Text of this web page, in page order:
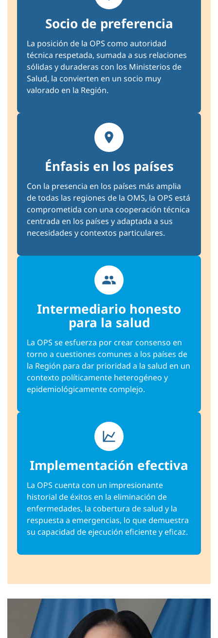
Socio de preferencia
La posición de la OPS como autoridad
técnica respetada, sumada a sus relaciones
sólidas y duraderas con los Ministerios de
Salud, la convierten en un socio muy
valorado en la Región.
Énfasis en los países
Con la presencia en los países más amplia
de todas las regiones de la OMS, la OPS está
comprometida con una cooperación técnica
centrada en los países y adaptada a sus
necesidades y contextos particulares.
Intermediario honesto
para la salud
La OPS se esfuerza por crear consenso en
torno a cuestiones comunes a los países de
la Región para dar prioridad a la salud en un
contexto políticamente heterogéneo y
epidemiológicamente complejo.
Implementación efectiva
La OPS cuenta con un impresionante
historial de éxitos en la eliminación de
enfermedades, la cobertura de salud y la
respuesta a emergencias, lo que demuestra
su capacidad de ejecución eficiente y eficaz.